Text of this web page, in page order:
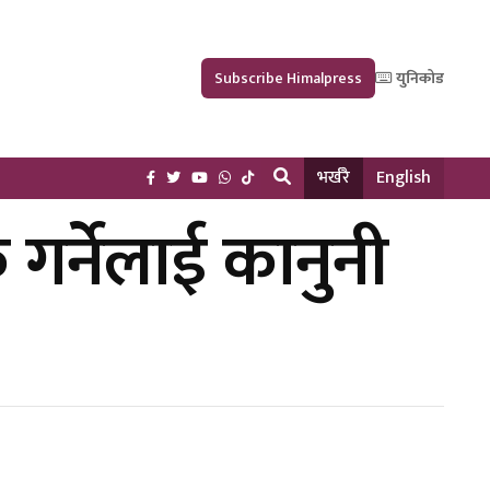
Subscribe Himalpress युनिकोड
भर्खरै English
कानुनी